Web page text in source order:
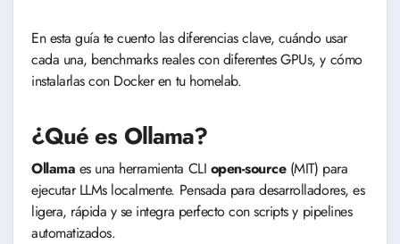
En esta guía te cuento las diferencias clave, cuándo usar
cada una, benchmarks reales con diferentes GPUs, y cómo
instalarlas con Docker en tu homelab.
¿Qué es Ollama?
Ollama es una herramienta CLI open-source(MIT) para
ejecutar LLMs localmente. Pensada para desarrolladores, es
ligera, rápida y se integra perfecto con scripts y pipelines
automatizados.